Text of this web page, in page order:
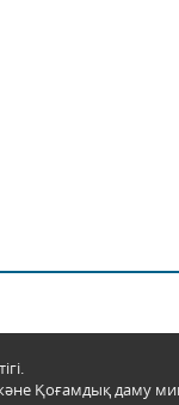
Қоғамдық даму